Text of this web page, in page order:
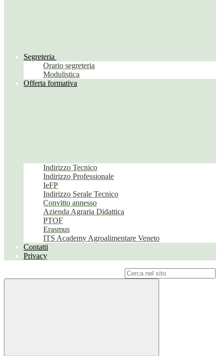
Segreteria
Orario segreteria
Modulistica
Offerta formativa
Indirizzo Tecnico
Indirizzo Professionale
IeFP
Indirizzo Serale Tecnico
Convitto annesso
Azienda Agraria Didattica
PTOF
Erasmus
ITS Academy Agroalimentare Veneto
Contatti
Privacy